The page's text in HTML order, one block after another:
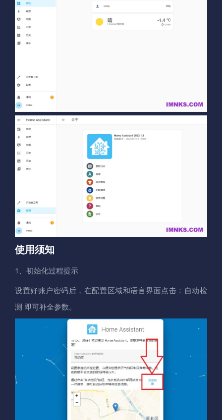
使用须知
1、初始化过程提示
设置好账户密码后，在配置区域和语言界面点击：自动检
测 即可补全参数。